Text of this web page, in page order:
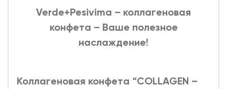
Verde+Pesivima – коллагеновая
конфета – Ваше полезное
наслаждение!
Коллагеновая конфета “COLLAGEN –